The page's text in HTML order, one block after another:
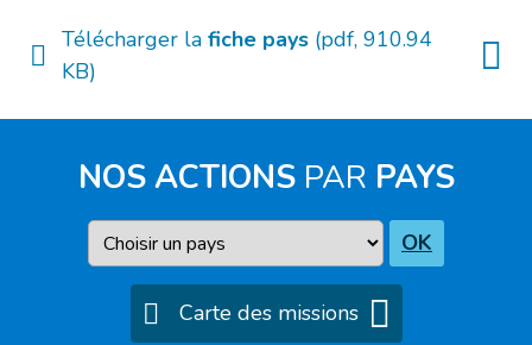
Télécharger la fiche pays (pdf, 910.94
KB)
NOS ACTIONSPAR PAYS
Pays OK
Carte des missions